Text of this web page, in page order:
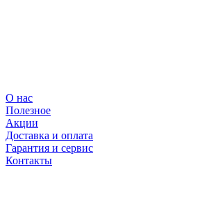
О нас
Полезное
Акции
Доставка и оплата
Гарантия и сервис
Контакты